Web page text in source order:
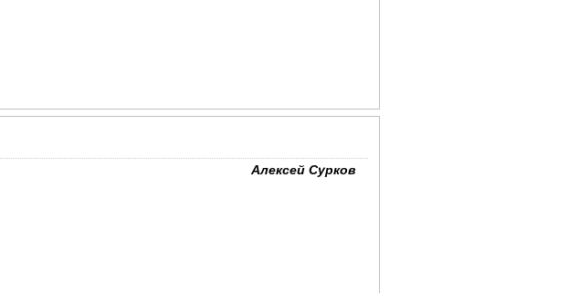
Алексей Сурков